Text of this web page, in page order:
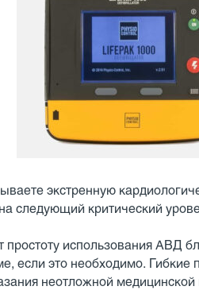
экстренную
следующий критический
простоту использования АВД
если это необходимо.
неотложной